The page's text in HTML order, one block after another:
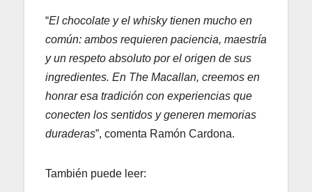
“El chocolate y el whisky tienen mucho en
común: ambos requieren paciencia, maestría
y un respeto absoluto por el origen de sus
ingredientes. En The Macallan, creemos en
honrar esa tradición con experiencias que
conecten los sentidos y generen memorias
duraderas”, comenta Ramón Cardona.
También puede leer: